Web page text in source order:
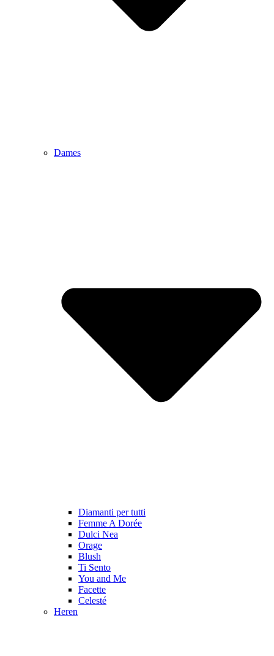
Dames
Diamanti per tutti
Femme A Dorée
Dulci Nea
Orage
Blush
Ti Sento
You and Me
Facette
Celesté
Heren